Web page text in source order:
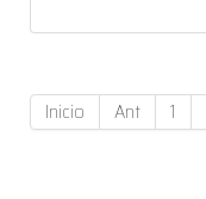
Inicio Ant 1